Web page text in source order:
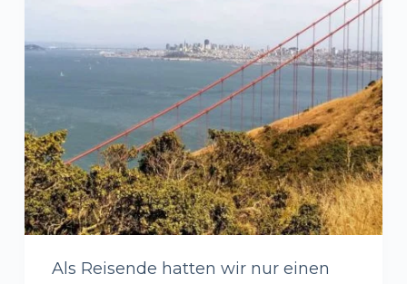
Als Reisende hatten wir nur einen